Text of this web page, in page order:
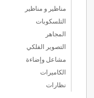
مناظير و مناظير
التلسكوبات
المجاهر
التصوير الفلكي
مشاعل وإضاءة
الكاميرات
نظارات